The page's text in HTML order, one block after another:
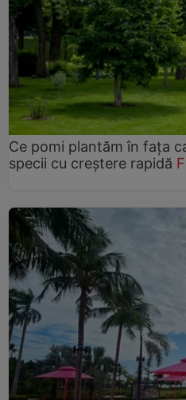
Ce pomi plantăm în fața
specii cu creștere rapidă